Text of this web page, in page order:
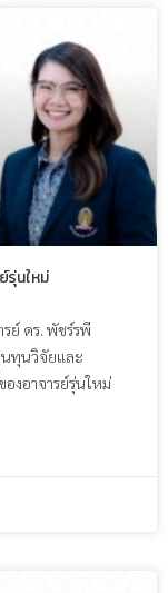
รุ่นใหม่
ย์ ดร. พัชร์รพี
ทุนวิจัยและ
งอาจารย์รุ่นใหม่